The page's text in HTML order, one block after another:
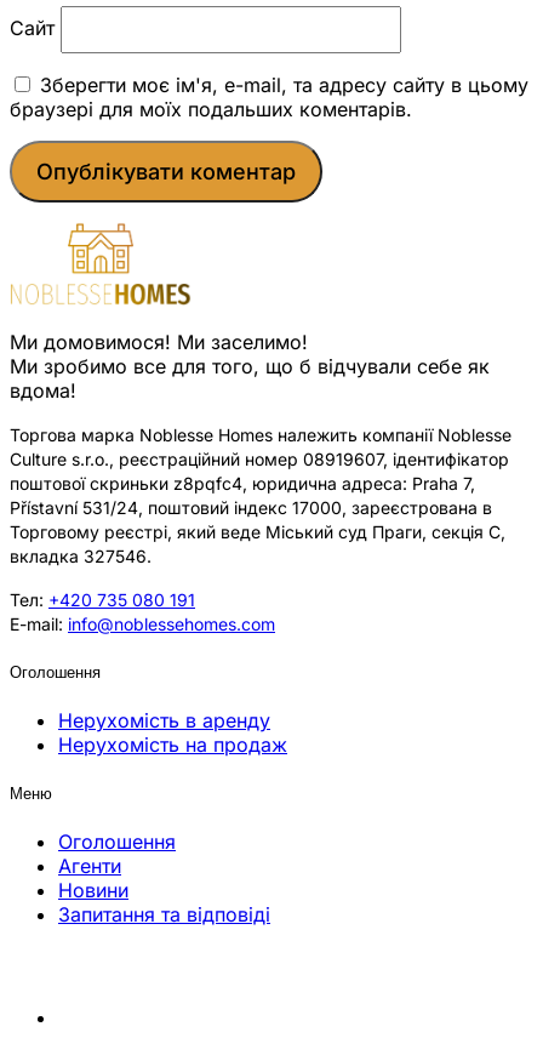
Сайт
Зберегти моє ім'я, e-mail, та адресу сайту в цьому
браузері для моїх подальших коментарів.
Ми домовимося! Ми заселимо!
Ми зробимо все для того, що б відчували себе як
вдома!
Торгова марка Noblesse Homes належить компанії Noblesse
Culture s.r.o., реєстраційний номер 08919607, ідентифікатор
поштової скриньки z8pqfc4, юридична адреса: Praha 7,
Přístavní 531/24, поштовий індекс 17000, зареєстрована в
Торговому реєстрі, який веде Міський суд Праги, секція C,
вкладка 327546.
Тел: +420 735 080 191
E-mail: info@noblessehomes.com
Оголошення
Нерухомість в аренду
Нерухомість на продаж
Меню
Оголошення
Агенти
Новини
Запитання та відповіді